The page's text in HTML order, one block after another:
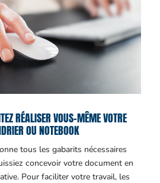
RÉALISER VOUS-MÊME VOTRE
OU NOTEBOOK
tous les gabarits nécessaires
concevoir votre document en
Pour faciliter votre travail, les